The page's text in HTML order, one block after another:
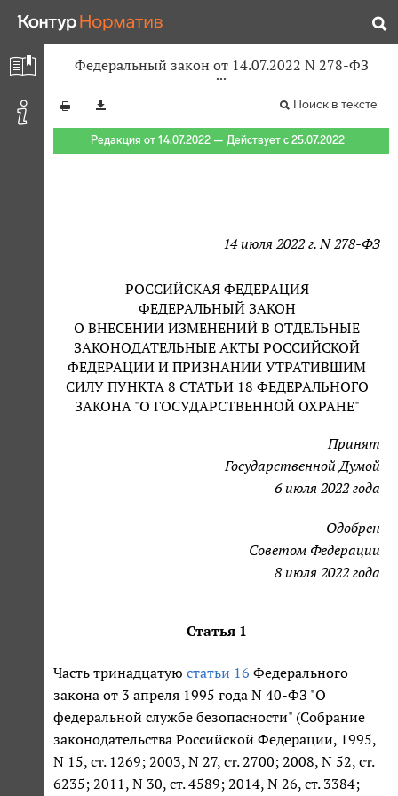
Федеральный закон от 14.07.2022 N 278-ФЗ
Поиск в тексте
Редакция от 14.07.2022 — Действует с 25.07.2022
14 июля 2022 г. N 278-ФЗ
РОССИЙСКАЯ ФЕДЕРАЦИЯ
ФЕДЕРАЛЬНЫЙ ЗАКОН
О ВНЕСЕНИИ ИЗМЕНЕНИЙ В ОТДЕЛЬНЫЕ
ЗАКОНОДАТЕЛЬНЫЕ АКТЫ РОССИЙСКОЙ
ФЕДЕРАЦИИ И ПРИЗНАНИИ УТРАТИВШИМ
СИЛУ ПУНКТА 8 СТАТЬИ 18 ФЕДЕРАЛЬНОГО
ЗАКОНА "О ГОСУДАРСТВЕННОЙ ОХРАНЕ"
Принят
Государственной Думой
6 июля 2022 года
Одобрен
Советом Федерации
8 июля 2022 года
Статья 1
Часть тринадцатую статьи 16 Федерального
закона от 3 апреля 1995 года N 40-ФЗ "О
федеральной службе безопасности" (Собрание
законодательства Российской Федерации, 1995,
N 15, ст. 1269; 2003, N 27, ст. 2700; 2008, N 52, ст.
6235; 2011, N 30, ст. 4589; 2014, N 26, ст. 3384;